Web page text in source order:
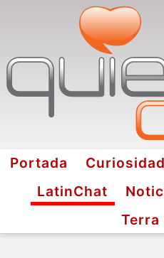
Portada
LatinChat
Terra